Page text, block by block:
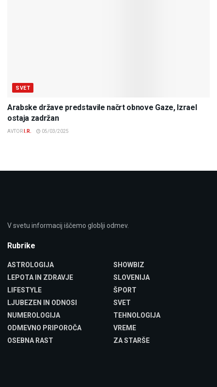
SVET
Arabske države predstavile načrt obnove Gaze, Izrael
ostaja zadržan
AVTOR I.R. 05/03/2025
V svetu informacij iščemo globlji odmev.
Rubrike
ASTROLOGIJA
LEPOTA IN ZDRAVJE
LIFESTYLE
LJUBEZEN IN ODNOSI
NUMEROLOGIJA
ODMEVNO PRIPOROČA
OSEBNA RAST
SHOWBIZ
SLOVENIJA
ŠPORT
SVET
TEHNOLOGIJA
VREME
ZA STARŠE